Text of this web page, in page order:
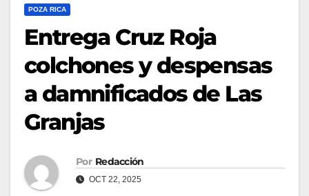
POZA RICA
Entrega Cruz Roja
colchones y despensas
a damnificados de Las
Granjas
Por Redacción
OCT 22, 2025